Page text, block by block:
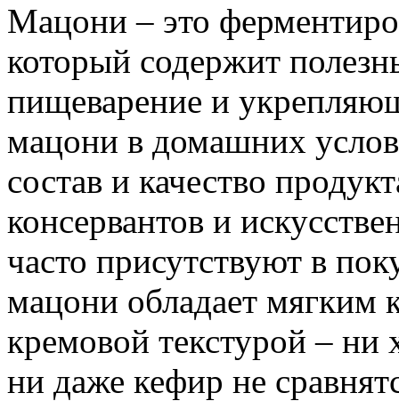
Мацони – это
который содержит
пищеварение и
мацони в домашних
состав и качество
консервантов и
часто присутствуют в
мацони обладает мягким
кремовой текстурой – ни
ни даже кефир не